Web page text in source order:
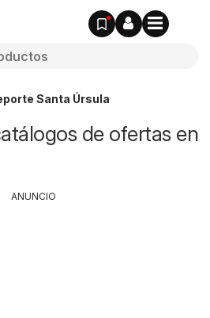
Santa Úrsula
de ofertas en
ANUNCIO